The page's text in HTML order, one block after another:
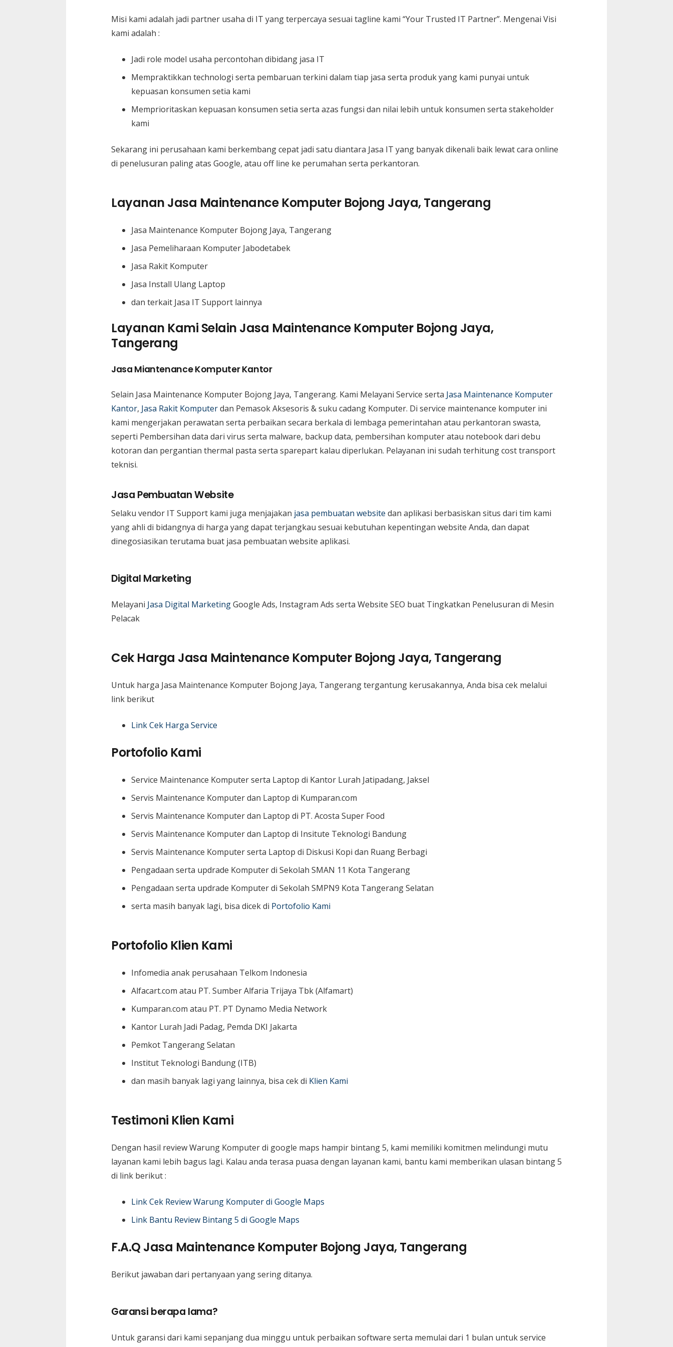
Misi kami adalah jadi partner usaha di IT yang terpercaya sesuai tagline kami “Your Trusted IT Partner”. Mengenai Visi
kami adalah :
Jadi role model usaha percontohan dibidang jasa IT
Mempraktikkan technologi serta pembaruan terkini dalam tiap jasa serta produk yang kami punyai untuk
kepuasan konsumen setia kami
Memprioritaskan kepuasan konsumen setia serta azas fungsi dan nilai lebih untuk konsumen serta stakeholder
kami
Sekarang ini perusahaan kami berkembang cepat jadi satu diantara Jasa IT yang banyak dikenali baik lewat cara online
di penelusuran paling atas Google, atau off line ke perumahan serta perkantoran.
Layanan Jasa Maintenance Komputer Bojong Jaya, Tangerang
Jasa Maintenance Komputer Bojong Jaya, Tangerang
Jasa Pemeliharaan Komputer Jabodetabek
Jasa Rakit Komputer
Jasa Install Ulang Laptop
dan terkait Jasa IT Support lainnya
Layanan Kami Selain Jasa Maintenance Komputer Bojong Jaya,
Tangerang
Jasa Miantenance Komputer Kantor
Selain Jasa Maintenance Komputer Bojong Jaya, Tangerang. Kami Melayani Service serta Jasa Maintenance Komputer
Kantor, Jasa Rakit Komputerdan Pemasok Aksesoris & suku cadang Komputer. Di service maintenance komputer ini
kami mengerjakan perawatan serta perbaikan secara berkala di lembaga pemerintahan atau perkantoran swasta,
seperti Pembersihan data dari virus serta malware, backup data, pembersihan komputer atau notebook dari debu
kotoran dan pergantian thermal pasta serta sparepart kalau diperlukan. Pelayanan ini sudah terhitung cost transport
teknisi.
Jasa Pembuatan Website
Selaku vendor IT Support kami juga menjajakan jasa pembuatan website dan aplikasi berbasiskan situs dari tim kami
yang ahli di bidangnya di harga yang dapat terjangkau sesuai kebutuhan kepentingan website Anda, dan dapat
dinegosiasikan terutama buat jasa pembuatan website aplikasi.
Digital Marketing
Melayani Jasa Digital MarketingGoogle Ads, Instagram Ads serta Website SEO buat Tingkatkan Penelusuran di Mesin
Pelacak
Cek Harga Jasa Maintenance Komputer Bojong Jaya, Tangerang
Untuk harga Jasa Maintenance Komputer Bojong Jaya, Tangerang tergantung kerusakannya, Anda bisa cek melalui
link berikut
Link Cek Harga Service
Portofolio Kami
Service Maintenance Komputer serta Laptop di Kantor Lurah Jatipadang, Jaksel
Servis Maintenance Komputer dan Laptop di Kumparan.com
Servis Maintenance Komputer dan Laptop di PT. Acosta Super Food
Servis Maintenance Komputer dan Laptop di Insitute Teknologi Bandung
Servis Maintenance Komputer serta Laptop di Diskusi Kopi dan Ruang Berbagi
Pengadaan serta updrade Komputer di Sekolah SMAN 11 Kota Tangerang
Pengadaan serta updrade Komputer di Sekolah SMPN9 Kota Tangerang Selatan
serta masih banyak lagi, bisa dicek di Portofolio Kami
Portofolio Klien Kami
Infomedia anak perusahaan Telkom Indonesia
Alfacart.com atau PT. Sumber Alfaria Trijaya Tbk (Alfamart)
Kumparan.com atau PT. PT Dynamo Media Network
Kantor Lurah Jadi Padag, Pemda DKI Jakarta
Pemkot Tangerang Selatan
Institut Teknologi Bandung (ITB)
dan masih banyak lagi yang lainnya, bisa cek di Klien Kami
Testimoni Klien Kami
Dengan hasil review Warung Komputer di google maps hampir bintang 5, kami memiliki komitmen melindungi mutu
layanan kami lebih bagus lagi. Kalau anda terasa puasa dengan layanan kami, bantu kami memberikan ulasan bintang 5
di link berikut :
Link Cek Review Warung Komputer di Google Maps
Link Bantu Review Bintang 5 di Google Maps
F.A.Q Jasa Maintenance Komputer Bojong Jaya, Tangerang
Berikut jawaban dari pertanyaan yang sering ditanya.
Garansi berapa lama?
Untuk garansi dari kami sepanjang dua minggu untuk perbaikan software serta memulai dari 1 bulan untuk service